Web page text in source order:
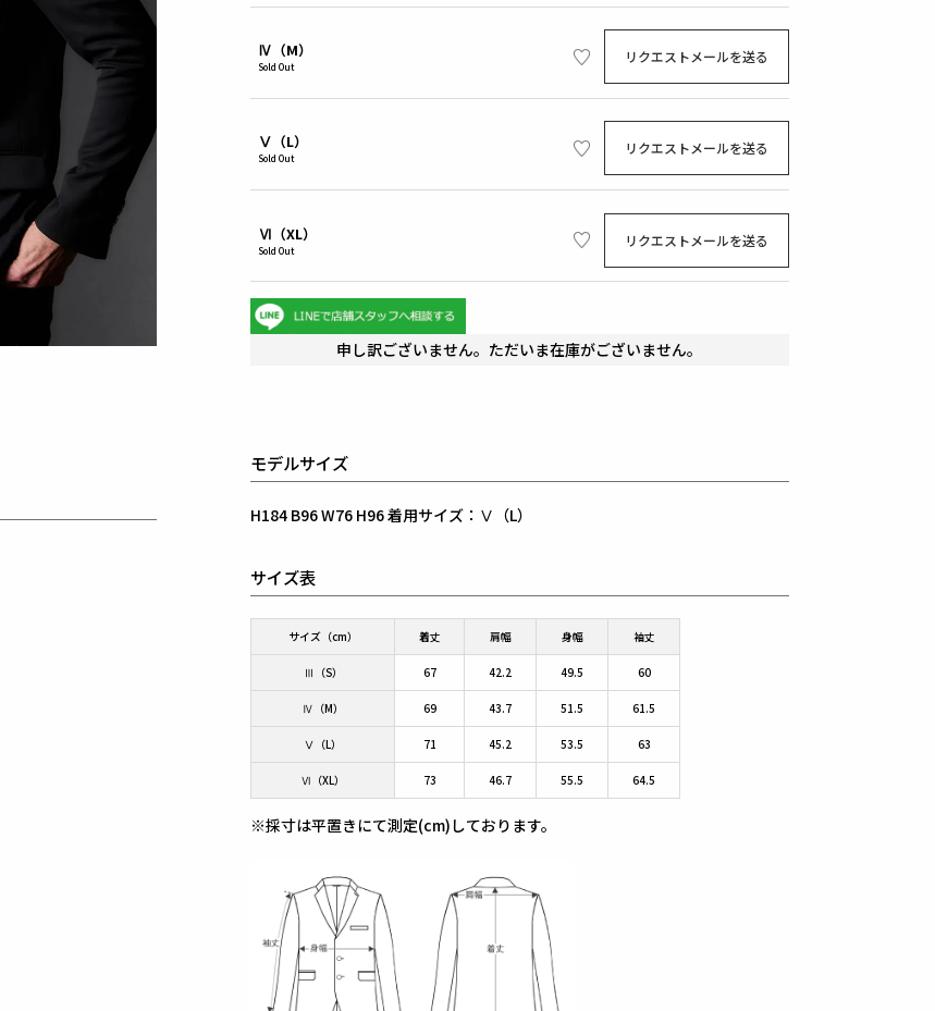
Ⅳ（M）
Sold Out
リクエストメールを送る
Ⅴ（L）
Sold Out
リクエストメールを送る
Ⅵ（XL）
Sold Out
リクエストメールを送る
申し訳ございません。ただいま在庫がございません。
モデルサイズ
H184 B96 W76 H96 着用サイズ：Ⅴ（L）
サイズ表
サイズ（cm） 着丈 肩幅 身幅 袖丈
Ⅲ（S） 67 42.2 49.5 60
Ⅳ（M） 69 43.7 51.5 61.5
Ⅴ（L） 71 45.2 53.5 63
Ⅵ（XL） 73 46.7 55.5 64.5
※採寸は平置きにて測定(cm)しております。